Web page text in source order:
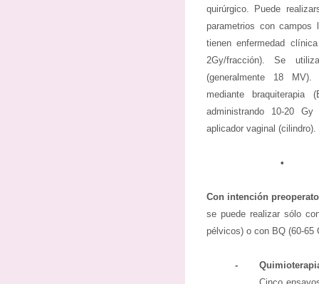
quirúrgico. Puede
parametrios con
tienen enfermedad
2Gy/fracción). Se
(generalmente 18
mediante
administrando 10-20
aplicador vaginal (cilindro).
•
Con intención
se puede realizar sólo
pélvicos) o con BQ (60-65
-